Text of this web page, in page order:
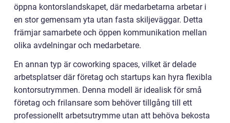
öppna kontorslandskapet, där medarbetarna arbetar i
en stor gemensam yta utan fasta skiljeväggar. Detta
främjar samarbete och öppen kommunikation mellan
olika avdelningar och medarbetare.
En annan typ är coworking spaces, vilket är delade
arbetsplatser där företag och startups kan hyra flexibla
kontorsutrymmen. Denna modell är idealisk för små
företag och frilansare som behöver tillgång till ett
professionellt arbetsutrymme utan att behöva bekosta